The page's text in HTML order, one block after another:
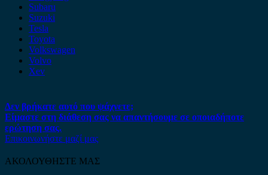
Subaru
Suzuki
Tesla
Toyota
Volkswagen
Volvo
Xev
Δεν βρήκατε αυτό που ψάχνετε;
Είμαστε στη διάθεση σας να απαντήσουμε σε οποιαδήποτε
ερώτηση σας.
Επικοινωνήστε μαζί μας
ΑΚΟΛΟΥΘΗΣΤΕ ΜΑΣ